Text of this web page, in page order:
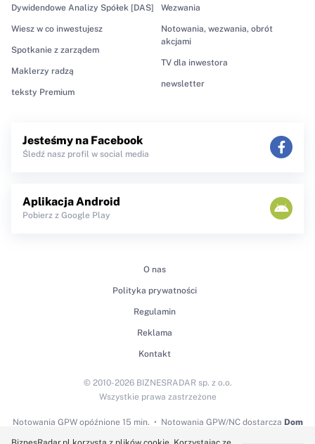
Dywidendowe Analizy Spółek [DAS]
Wiesz w co inwestujesz
Spotkanie z zarządem
Maklerzy radzą
teksty Premium
Wezwania
Notowania, wezwania, obrót
akcjami
TV dla inwestora
newsletter
Jesteśmy na Facebook
Śledź nasz profil w social media
Aplikacja Android
Pobierz z Google Play
O nas
Polityka prywatności
Regulamin
Reklama
Kontakt
Notowania GPWopóźnione 15 min. Notowania GPW/NC dostarcza Dom
© 2010-2026 BIZNESRADAR sp. z o.o.
Wszystkie prawa zastrzeżone